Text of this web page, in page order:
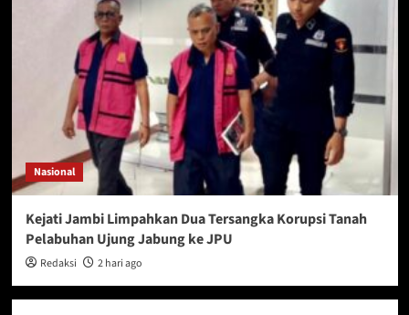
Nasional
Kejati Jambi Limpahkan Dua Tersangka Korupsi Tanah
Pelabuhan Ujung Jabung ke JPU
Redaksi 2 hari ago